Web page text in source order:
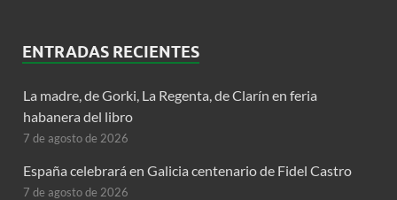
ENTRADAS RECIENTES
La madre, de Gorki, La Regenta, de Clarín en feria
habanera del libro
7 de agosto de 2026
España celebrará en Galicia centenario de Fidel Castro
7 de agosto de 2026